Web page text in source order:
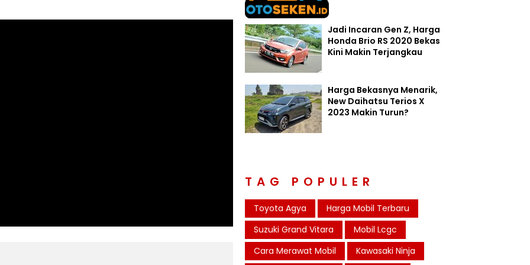
Jadi Incaran Gen Z, Harga
Honda Brio RS 2020 Bekas
Kini Makin Terjangkau
Harga Bekasnya Menarik,
New Daihatsu Terios X
2023 Makin Turun?
TAG POPULER
Toyota Agya
Harga Mobil Terbaru
Suzuki Grand Vitara
Mobil Lcgc
Cara Merawat Mobil
Kawasaki Ninja